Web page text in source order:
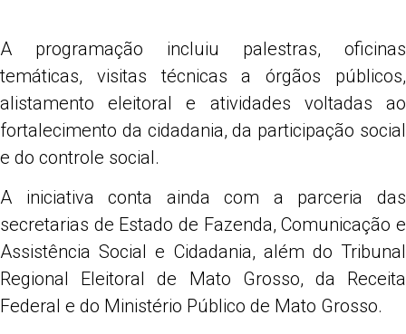
A programação incluiu palestras, oficinas
temáticas, visitas técnicas a órgãos públicos,
alistamento eleitoral e atividades voltadas ao
fortalecimento da cidadania, da participação social
e do controle social.
A iniciativa conta ainda com a parceria das
secretarias de Estado de Fazenda, Comunicação e
Assistência Social e Cidadania, além do Tribunal
Regional Eleitoral de Mato Grosso, da Receita
Federal e do Ministério Público de Mato Grosso.